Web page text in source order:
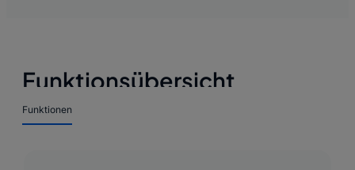
Funktionsübersicht
Funktionen